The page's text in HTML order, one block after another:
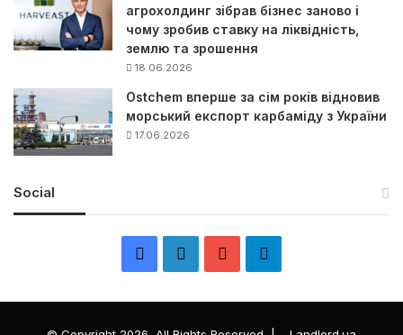
агрохолдинг зібрав бізнес заново і
чому зробив ставку на ліквідність,
землю та зрошення
18.06.2026
Ostchem вперше за сім років відновив
морський експорт карбаміду з України
17.06.2026
Social
л